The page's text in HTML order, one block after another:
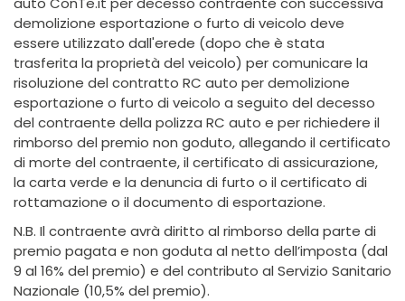
demolizione esportazione o furto di veicolo deve
essere utilizzato dall'erede (dopo che è stata
trasferita la proprietà del veicolo) per comunicare la
risoluzione del contratto RC auto per demolizione
esportazione o furto di veicolo a seguito del decesso
del contraente della polizza RC auto e per richiedere il
rimborso del premio non goduto, allegando il certificato
di morte del contraente, il certificato di assicurazione,
la carta verde e la denuncia di furto o il certificato di
rottamazione o il documento di esportazione.
N.B. Il contraente avrà diritto al rimborso della parte di
premio pagata e non goduta al netto dell’imposta (dal
9 al 16% del premio) e del contributo al Servizio Sanitario
Nazionale (10,5% del premio).